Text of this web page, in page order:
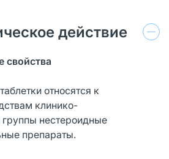
действие
свойства
относятся к
клинико-
нестероидные
препараты.